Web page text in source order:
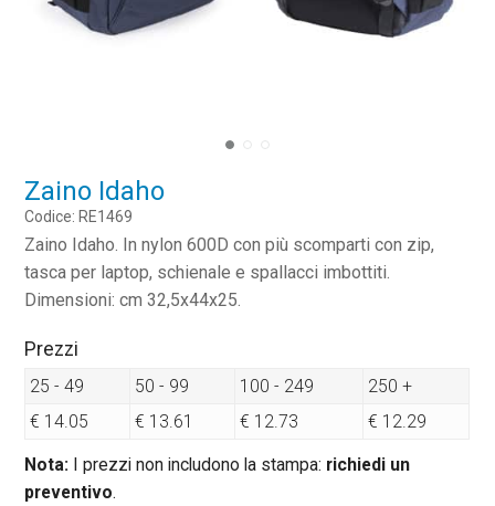
Zaino Idaho
Codice: RE1469
Zaino Idaho. In nylon 600D con più scomparti con zip,
tasca per laptop, schienale e spallacci imbottiti.
Dimensioni: cm 32,5x44x25.
Prezzi
25 - 49 50 - 99 100 - 249
250 +
€ 14.05
€ 13.61 € 12.73 € 12.29
Nota: I prezzi non includono la stampa: richiedi un
preventivo.